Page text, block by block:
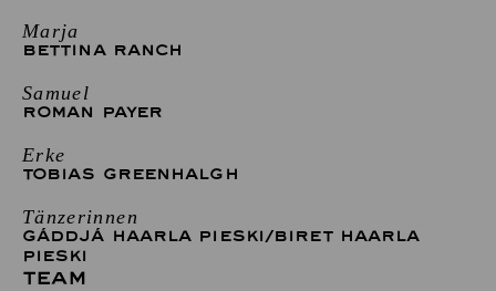
Marja
BETTINA RANCH
Samuel
ROMAN PAYER
Erke
TOBIAS GREENHALGH
Tänzerinnen
GÁDDJÁ HAARLA PIESKI/BIRET HAARLA
PIESKI
TEAM